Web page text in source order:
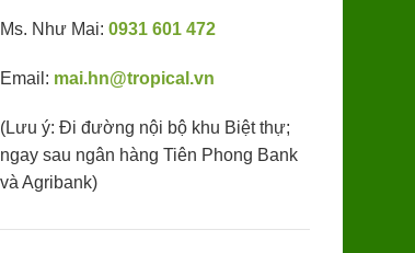
Ms. Như Mai: 0931 601 472
Email: mai.hn@tropical.vn
(Lưu ý: Đi đường nội bộ khu Biệt thự;
ngay sau ngân hàng Tiên Phong Bank
và Agribank)